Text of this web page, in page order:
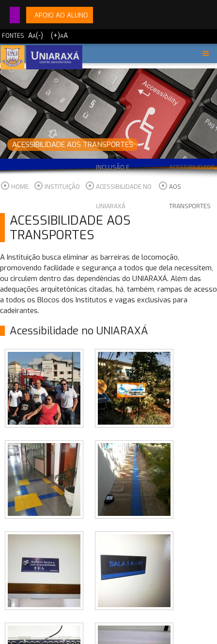
APOIO AO ALUNO
FONTES AA(-) (+)AA
ACESSIBILIDADE AOS TRANSPORTES
HOME INSTITUIÇÃO
INCLUSÃO E
ACESSIBILIDADE NO
UNIARAXÁ
ACESSIBILIDADE
AOS
TRANSPORTES
ACESSIBILIDADE AOS
TRANSPORTES
A Instituição busca eliminar as barreiras de locomoção,
promovendo facilidade e segurança a todos que dela necessitem,
ou circulem dentro das dependências do UNIARAXÁ. Além das
adequações arquitetônicas citadas, há, também, rampas de acesso
a todos os Blocos dos Institutos e vagas exclusivas para
cadeirantes.
Acessibilidade no UNIARAXÁ